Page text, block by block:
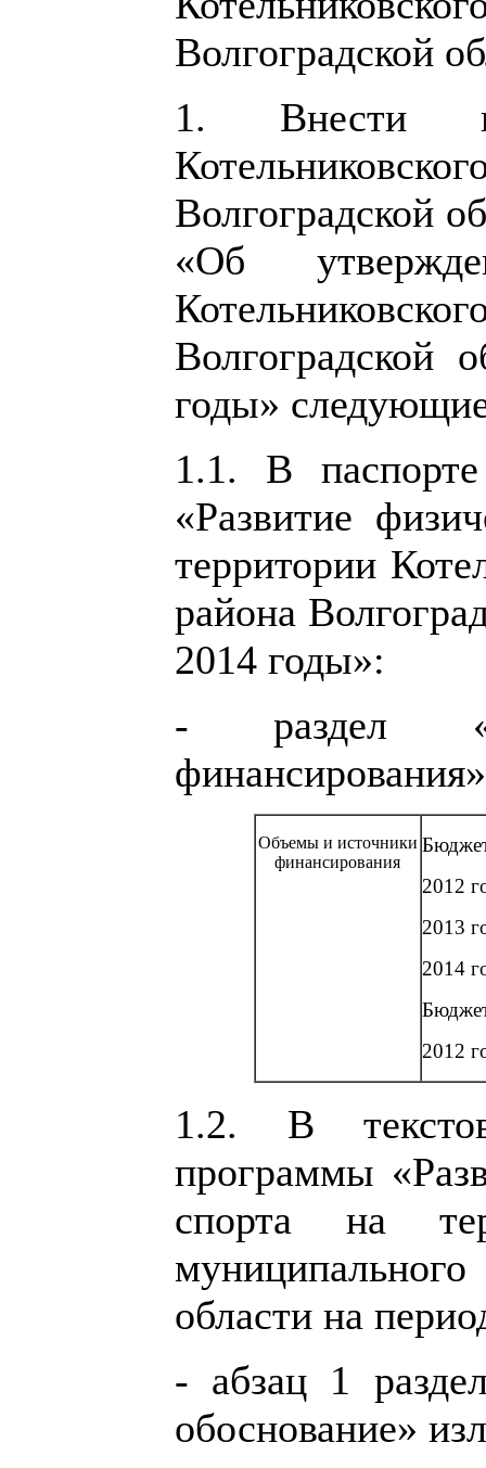
Волгоградской
1. Внести в
Волгоградской
«Об
Волгоградской
годы»
1.1. В
«Развитие
территории
района
2014 годы»:
- раздел
Объемы и источники
финансирования
2012
2013
2014
2012
1.2. В
программы
спорта на
области на
- абзац 1
обоснование»